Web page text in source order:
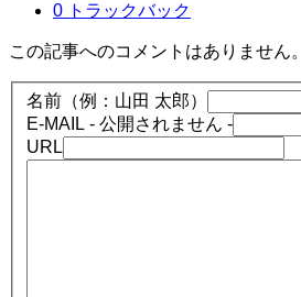
0 トラックバック
この記事へのコメントはありません。
名前（例：山田 太郎）
E-MAIL - 公開されません -
URL